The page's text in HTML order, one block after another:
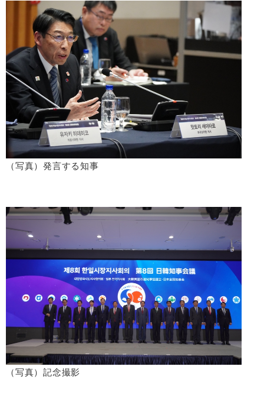
（写真）発言する知事
（写真）記念撮影